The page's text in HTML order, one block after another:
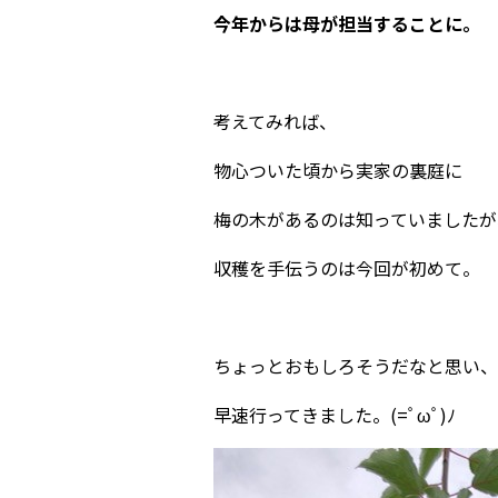
今年からは母が担当することに。
考えてみれば、
物心ついた頃から実家の裏庭に
梅の木があるのは知っていました
収穫を手伝うのは今回が初めて。
ちょっとおもしろそうだなと思い、
早速行ってきました。(=ﾟωﾟ)ﾉ